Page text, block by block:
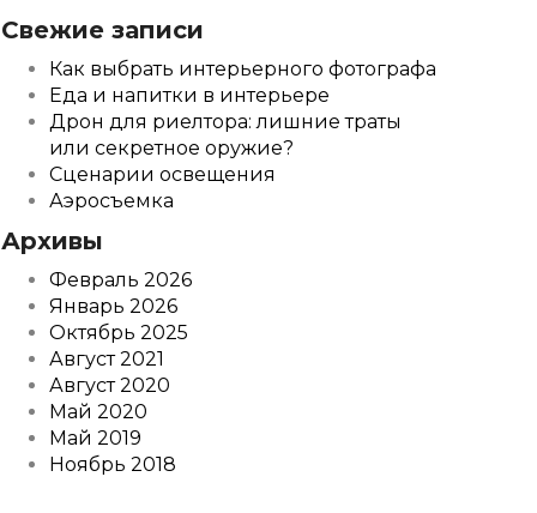
Свежие записи
Как выбрать интерьерного фотографа
Еда и напитки в интерьере
Дрон для риелтора: лишние траты
или секретное оружие?
Сценарии освещения
Аэросъемка
Архивы
Февраль 2026
Январь 2026
Октябрь 2025
Август 2021
Август 2020
Май 2020
Май 2019
Ноябрь 2018